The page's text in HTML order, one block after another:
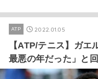
ATP 2022.01.05
【ATP/テニス】ガエ
最悪の年だった」と回